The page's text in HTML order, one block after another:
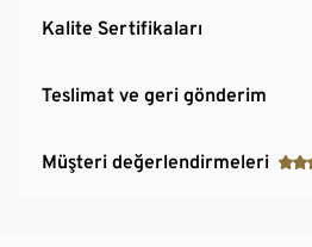
Kalite Sertifikaları
Teslimat ve geri gönderim
Müşteri değerlendirmeleri